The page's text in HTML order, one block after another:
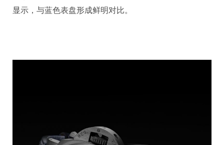
显示，与蓝色表盘形成鲜明对比。